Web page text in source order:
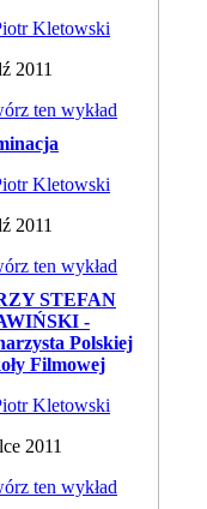
Kletowski
2011
ten wykład
Kletowski
2011
ten wykład
STEFAN
-
Polskiej
Filmowej
Kletowski
2011
ten wykład